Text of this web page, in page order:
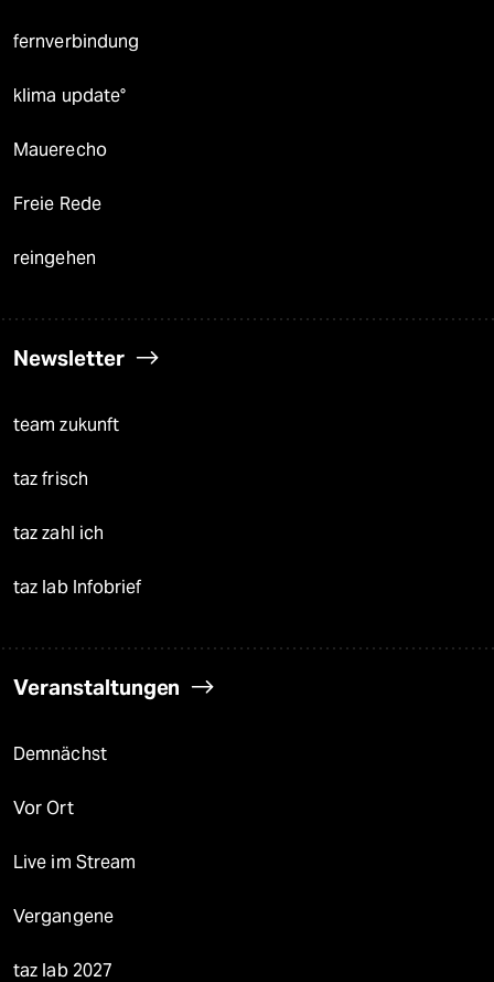
fernverbindung
klima update°
Mauerecho
Freie Rede
reingehen
Newsletter
team zukunft
taz frisch
taz zahl ich
taz lab Infobrief
Veranstaltungen
Demnächst
Vor Ort
Live im Stream
Vergangene
taz lab 2027